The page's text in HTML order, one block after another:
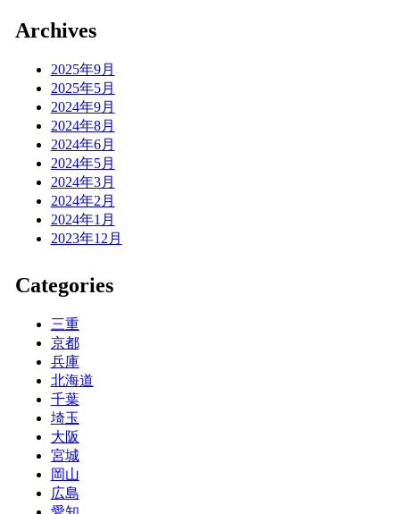
Archives
2025年9月
2025年5月
2024年9月
2024年8月
2024年6月
2024年5月
2024年3月
2024年2月
2024年1月
2023年12月
Categories
三重
京都
兵庫
北海道
千葉
埼玉
大阪
宮城
岡山
広島